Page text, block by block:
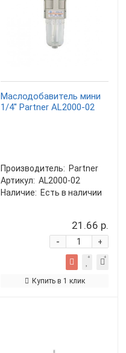
Маслодобавитель мини
1/4'' Partner AL2000-02
Производитель: Partner
Артикул: AL2000-02
Наличие: Есть в наличии
21.66 р.
+
-
Купить в 1 клик